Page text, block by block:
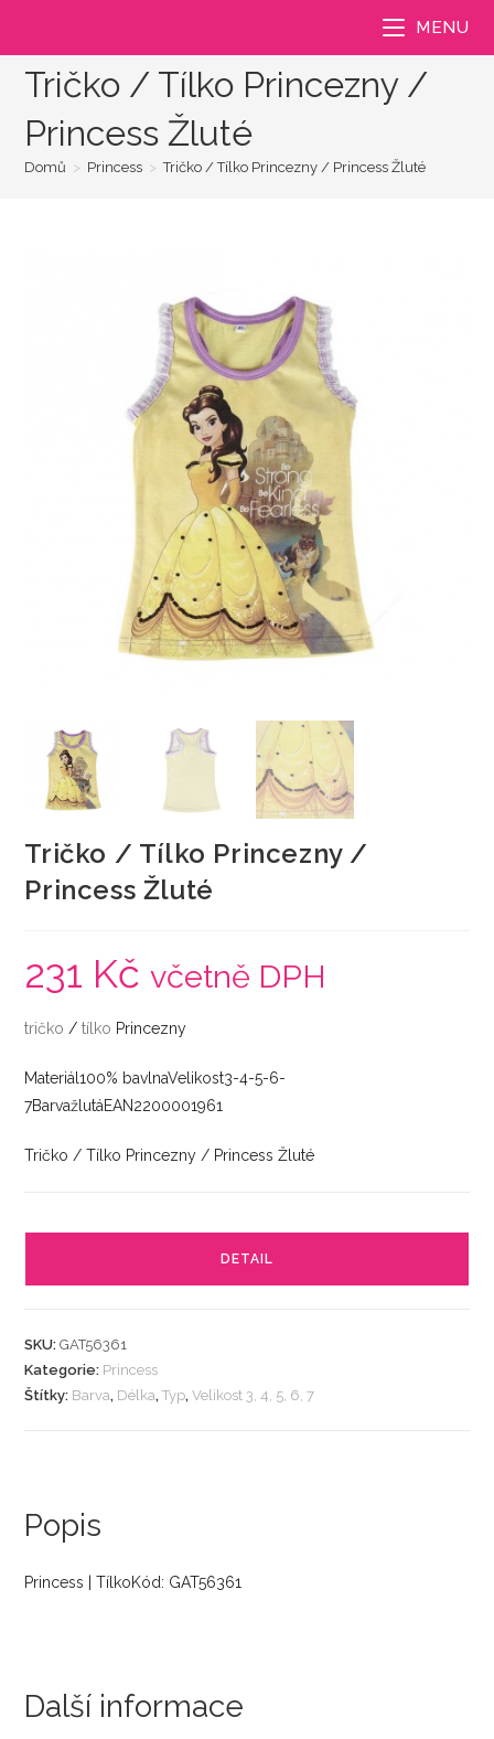
MENU
Tričko / Tílko Princezny /
Princess Žluté
Domů > Princess > Tričko / Tílko Princezny / Princess Žluté
Tričko / Tílko Princezny /
Princess Žluté
231 Kč včetně DPH
tričko /tílko Princezny
Materiál100% bavlnaVelikost3-4-5-6-
7BarvažlutáEAN2200001961
Tričko / Tílko Princezny / Princess Žluté
DETAIL
SKU:GAT56361
Kategorie: Princess
Štítky: Barva, Délka,Typ,Velikost 3, 4, 5, 6, 7
Popis
Princess | TílkoKód: GAT56361
Další informace